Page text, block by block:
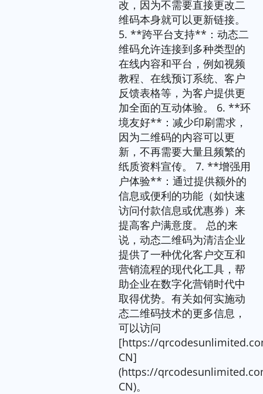
改，因为不需要直接更改二
维码本身就可以更新链接。
5. **跨平台支持**：动态二
维码允许连接到多种类型的
在线内容和平台，例如视频
教程、在线预订系统、客户
反馈表格等，为客户提供更
加全面的互动体验。 6. **环
境友好**：减少印刷需求，
因为二维码的内容可以更
新，不再需要大量且频繁的
纸质资料宣传。 7. **增强用
户体验**：通过提供额外的
信息或便利的功能（如快速
访问付款信息或优惠券）来
提高客户满意度。 总的来
说，动态二维码为清洁企业
提供了一种优化客户交互和
营销流程的现代化工具，帮
助企业在数字化营销时代中
取得优势。有关如何实施动
态二维码技术的更多信息，
可以访问
[https://
CN]
(https://
CN)。